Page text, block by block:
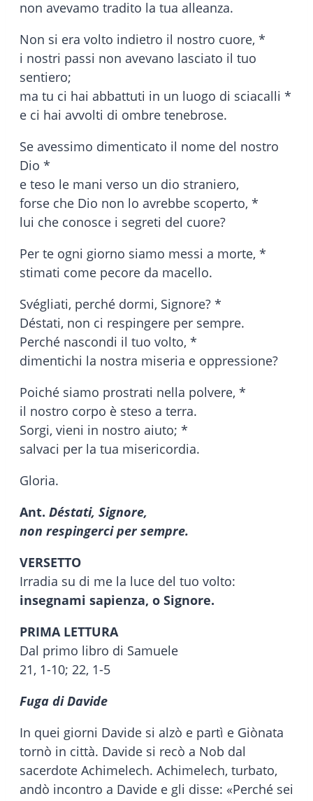
non avevamo tradito la tua alleanza.
Non si era volto indietro il nostro cuore, *
i nostri passi non avevano lasciato il tuo
sentiero;
ma tu ci hai abbattuti in un luogo di sciacalli *
e ci hai avvolti di ombre tenebrose.
Se avessimo dimenticato il nome del nostro
Dio *
e teso le mani verso un dio straniero,
forse che Dio non lo avrebbe scoperto, *
lui che conosce i segreti del cuore?
Per te ogni giorno siamo messi a morte, *
stimati come pecore da macello.
Svégliati, perché dormi, Signore? *
Déstati, non ci respingere per sempre.
Perché nascondi il tuo volto, *
dimentichi la nostra miseria e oppressione?
Poiché siamo prostrati nella polvere, *
il nostro corpo è steso a terra.
Sorgi, vieni in nostro aiuto; *
salvaci per la tua misericordia.
Gloria.
Ant. Déstati, Signore,
non respingerci per sempre.
VERSETTO
Irradia su di me la luce del tuo volto:
insegnami sapienza, o Signore.
PRIMA LETTURA
Dal primo libro di Samuele
21, 1-10; 22, 1-5
Fuga di Davide
In quei giorni Davide si alzò e partì e Giònata
tornò in città. Davide si recò a Nob dal
sacerdote Achimelech. Achimelech, turbato,
andò incontro a Davide e gli disse: «Perché sei